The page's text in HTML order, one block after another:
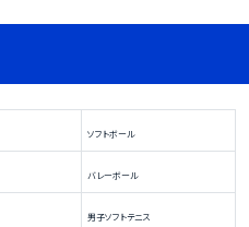
ソフトボール
バレーボール
男子ソフトテニス